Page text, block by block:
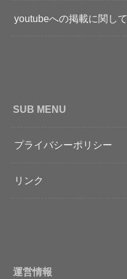
youtubeへの掲載に関して
SUB MENU
プライバシーポリシー
リンク
運営情報